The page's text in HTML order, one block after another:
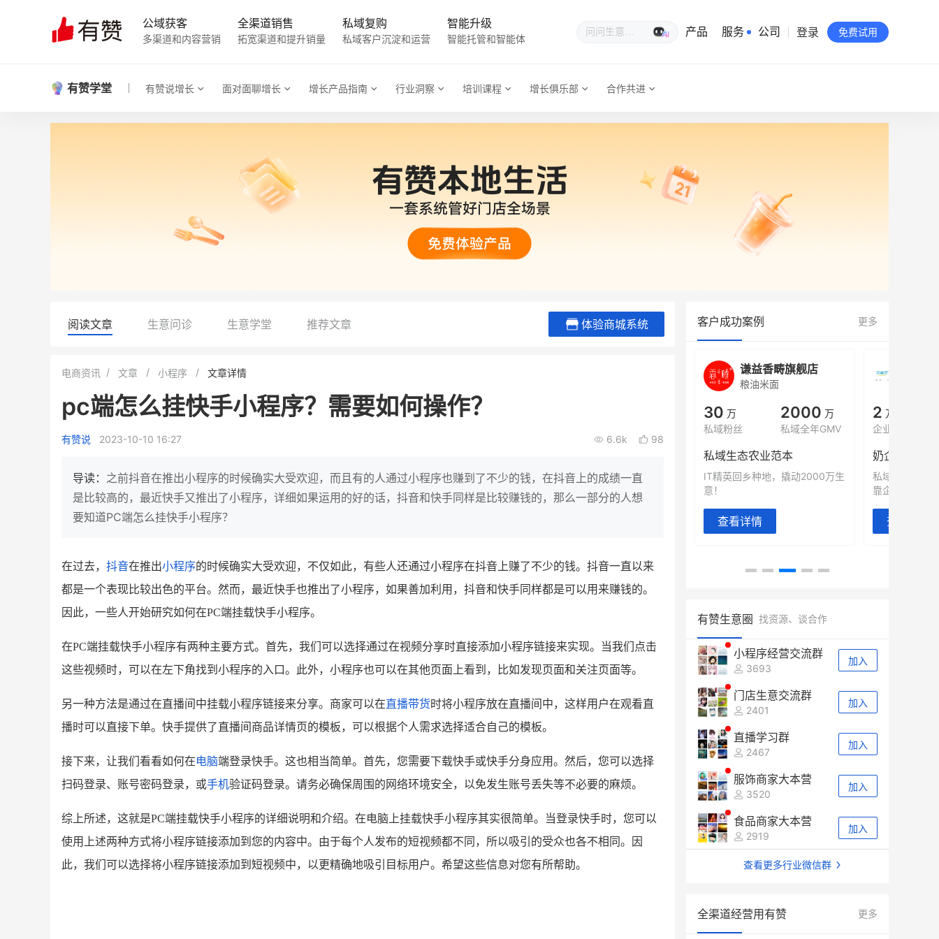
公域获客
多渠道和内容营销
全渠道销售
拓宽渠道和提升销量
私域复购
私域客户沉淀和运营
智能升级
智能托管和智能体
生意专家
产品 服务 公司
有赞公益
站点地图
登录 免费试用
有赞学堂 有赞说增长 面对面聊增长 增长产品指南 行业洞察 培训课程 增长俱乐部 合作共进
阅读文章 生意问诊 生意学堂 推荐文章 体验商城系统
电商资讯 文章 小程序 文章详情
pc端怎么挂快手小程序？需要如何操作？
有赞说 2023-10-10 16:27 6.6k 98
导读： 之前抖音在推出小程序的时候确实大受欢迎，而且有的人通过小程序也赚到了不少的钱，在抖音上的成绩一直
是比较高的，最近快手又推出了小程序，详细如果运用的好的话，抖音和快手同样是比较赚钱的，那么一部分的人想
要知道PC端怎么挂快手小程序？
在过去， 抖音在推出小程序的时候确实大受欢迎，不仅如此，有些人还通过小程序在抖音上赚了不少的钱。抖音一直以来
都是一个表现比较出色的平台。然而，最近快手也推出了小程序，如果善加利用，抖音和快手同样都是可以用来赚钱的。
因此，一些人开始研究如何在PC端挂载快手小程序。
在PC端挂载快手小程序有两种主要方式。首先，我们可以选择通过在视频分享时直接添加小程序链接来实现。当我们点击
这些视频时，可以在左下角找到小程序的入口。此外，小程序也可以在其他页面上看到，比如发现页面和关注页面等。
另一种方法是通过在直播间中挂载小程序链接来分享。商家可以在直播带货时将小程序放在直播间中，这样用户在观看直
播时可以直接下单。快手提供了直播间商品详情页的模板，可以根据个人需求选择适合自己的模板。
接下来，让我们看看如何在电脑端登录快手。这也相当简单。首先，您需要下载快手或快手分身应用。然后，您可以选择
扫码登录、账号密码登录，或手机验证码登录。请务必确保周围的网络环境安全，以免发生账号丢失等不必要的麻烦。
综上所述，这就是PC端挂载快手小程序的详细说明和介绍。在电脑上挂载快手小程序其实很简单。当登录快手时，您可以
使用上述两种方式将小程序链接添加到您的内容中。由于每个人发布的短视频都不同，所以吸引的受众也各不相同。因
此，我们可以选择将小程序链接添加到短视频中，以更精确地吸引目标用户。希望这些信息对您有所帮助。
客户成功案例 更多
白帝牛奶旗舰店
900 万
私域样本打法！新希望白帝乳业
靠企业微信实现销售额翻 8 倍！
查看详情
小鹿蓝蓝会员
80% +
7900
三只松鼠旗下的网红婴儿辅食品
牌，22天便拿下类目第一
查看详情
母婴
有货源没流量？母婴馆如何破局
他只用7年做到平台销冠，转战私
域如何破局？
这家女装连锁如何借有赞破局新
零售？
谦益香畴旗舰店
粮油米面
30 万
私域粉丝
2000 万
私域全年GMV
私域生态农业范本
IT精英回乡种地，撬动2000万生
意！
查看详情
2 万人
奶企靠企业
私域样本打法
靠企业微信实
查看详情
有赞生意圈 找资源、谈合作
小程序经营交流群
3693
加入
门店生意交流群
2401
加入
直播学习群
2467
加入
服饰商家大本营
3520
加入
食品商家大本营
2919
加入
查看更多行业微信群
全渠道经营用有赞 更多